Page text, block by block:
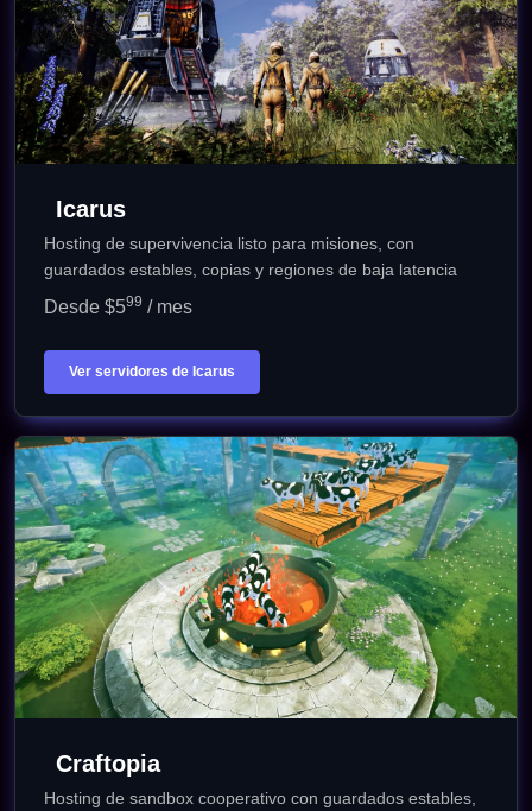
Icarus
Hosting de supervivencia listo para misiones, con
guardados estables, copias y regiones de baja latencia
Desde $599 / mes
Ver servidores de Icarus
Craftopia
Hosting de sandbox cooperativo con guardados estables,